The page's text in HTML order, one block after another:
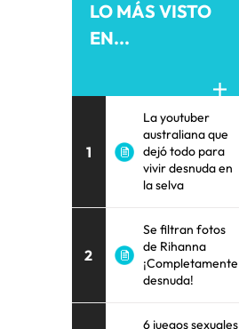
LO MÁS VISTO
EN...
1
La youtuber
australiana que
dejó todo para
vivir desnuda en
la selva
2
Se filtran fotos
de Rihanna
¡Completamente
desnuda!
6 juegos sexuales